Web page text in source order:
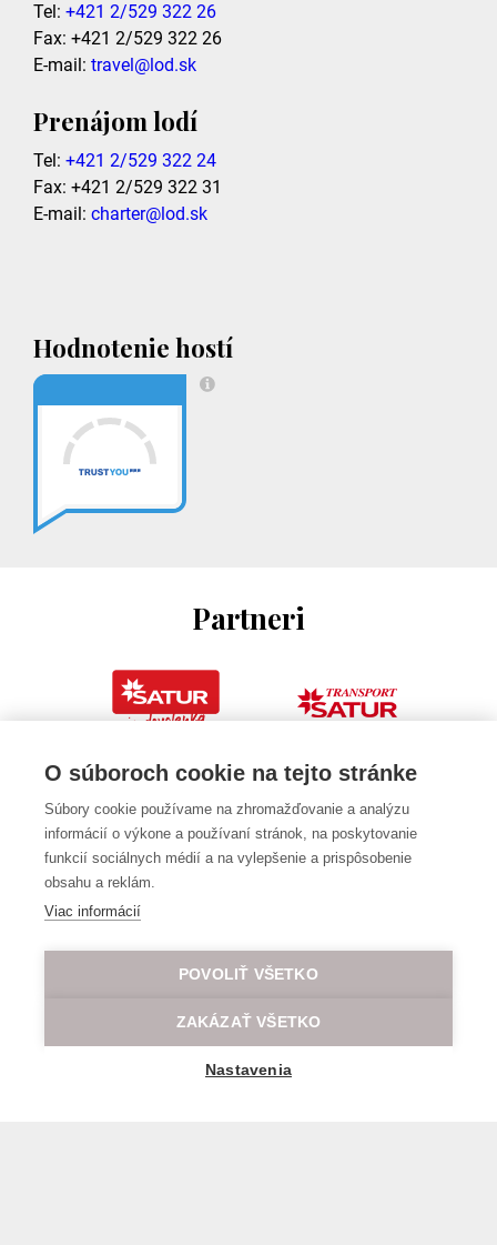
Tel: +421 2/529 322 26
Fax: +421 2/529 322 26
E-mail: travel@lod.sk
Prenájom lodí
Tel: +421 2/529 322 24
Fax: +421 2/529 322 31
E-mail: charter@lod.sk
Hodnotenie hostí
Partneri
O súboroch cookie na tejto stránke
Súbory cookie používame na zhromažďovanie a analýzu
informácií o výkone a používaní stránok, na poskytovanie
funkcií sociálnych médií a na vylepšenie a prispôsobenie
obsahu a reklám.
Viac informácií
POVOLIŤ VŠETKO
ZAKÁZAŤ VŠETKO
Nastavenia